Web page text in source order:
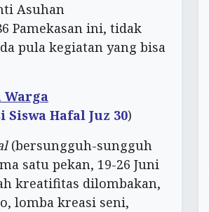
Asuhan
Pamekasan ini, tidak
pula kegiatan yang bisa
Warga
Siswa Hafal Juz 30)
(bersungguh-sungguh
satu pekan, 19-26 Juni
kreatifitas dilombakan,
lomba kreasi seni,